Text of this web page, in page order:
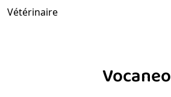
Vétérinaire
Vocaneo